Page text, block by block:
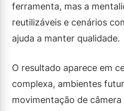
ferramenta, mas a
reutilizáveis e cenários
ajuda a manter qualidade.
O resultado aparece em
complexa, ambientes
movimentação de câmera